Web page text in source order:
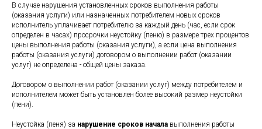
В случае нарушения установленных сроков выполнения работы
(оказания услуги) или назначенных потребителем новых сроков
исполнитель уплачивает потребителю за каждый день (час, если срок
определен в часах) просрочки неустойку (пеню) в размере трех процентов
цены выполнения работы (оказания услуги), а если цена выполнения
работы (оказания услуги) договором о выполнении работ (оказании
услуг) не определена - общей цены заказа.
Договором о выполнении работ (оказании услуг) между потребителем и
исполнителем может быть установлен более высокий размер неустойки
(пени).
Неустойка (пеня) за нарушение сроков начала выполнения работы